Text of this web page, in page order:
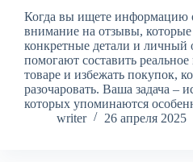
Когда вы ищете информацию
внимание на отзывы, которые
конкретные детали и
помогают составить реальное
товаре и избежать покупок,
разочаровать. Ваша задача –
которых упоминаются
writer
26 апреля 2025